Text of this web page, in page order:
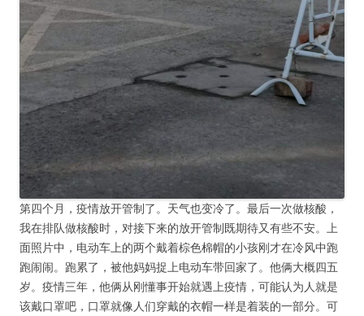
第四个月，疫情放开管制了。天气也变冷了。最后一次做核酸，
我在排队做核酸时，对接下来的放开管制既期待又有些不安。上
面照片中，电动车上的两个戴着棕色棉帽的小孩刚才在冷风中跑
跑闹闹。跑累了，被他妈妈捉上电动车带回家了。他俩大概四五
岁。疫情三年，他俩从刚懂事开始就遇上疫情，可能认为人就是
该戴口罩吧，口罩就像人们穿戴的衣帽一样是着装的一部分。可